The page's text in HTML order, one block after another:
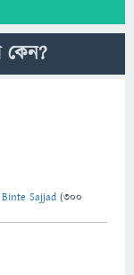
কেন?
Sajjad (300